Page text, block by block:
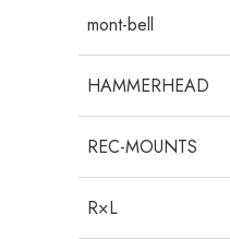
mont-bell
HAMMERHEAD
REC-MOUNTS
R×L